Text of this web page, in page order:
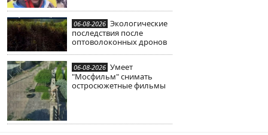
06-08-2026 Экологические
последствия после
оптоволоконных дронов
06-08-2026 Умеет
"Мосфильм" снимать
остросюжетные фильмы